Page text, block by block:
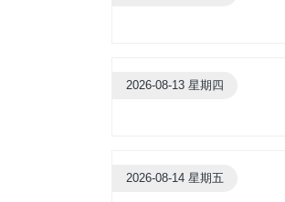
2026-08-13 星期四
2026-08-14 星期五